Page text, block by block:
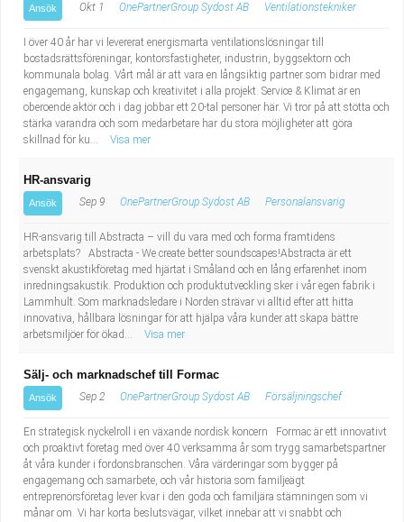
Ansök Okt 1 OnePartnerGroup Sydost AB Ventilationstekniker
I över 40 år har vi levererat energismarta ventilationslösningar till
bostadsrättsföreningar, kontorsfastigheter, industrin, byggsektorn och
kommunala bolag. Vårt mål är att vara en långsiktig partner som bidrar med
engagemang, kunskap och kreativitet i alla projekt. Service & Klimat är en
oberoende aktör och i dag jobbar ett 20-tal personer här. Vi tror på att stötta och
stärka varandra och som medarbetare har du stora möjligheter att göra
skillnad för ku...
Visa mer
HR-ansvarig
Ansök Sep 9 OnePartnerGroup Sydost AB Personalansvarig
HR-ansvarig till Abstracta – vill du vara med och forma framtidens
arbetsplats? Abstracta - We create better soundscapes!Abstracta är ett
svenskt akustikföretag med hjärtat i Småland och en lång erfarenhet inom
inredningsakustik. Produktion och produktutveckling sker i vår egen fabrik i
Lammhult. Som marknadsledare i Norden strävar vi alltid efter att hitta
innovativa, hållbara lösningar för att hjälpa våra kunder att skapa bättre
arbetsmiljöer för ökad...
Visa mer
Sälj- och marknadschef till Formac
Ansök Sep 2 OnePartnerGroup Sydost AB Försäljningschef
En strategisk nyckelroll i en växande nordisk koncern Formac är ett innovativt
och proaktivt företag med över 40 verksamma år som trygg samarbetspartner
åt våra kunder i fordonsbranschen. Våra värderingar som bygger på
engagemang och samarbete, och vår historia som familjeägt
entreprenörsföretag lever kvar i den goda och familjära stämningen som vi
månar om. Vi har korta beslutsvägar, vilket innebär att vi snabbt och